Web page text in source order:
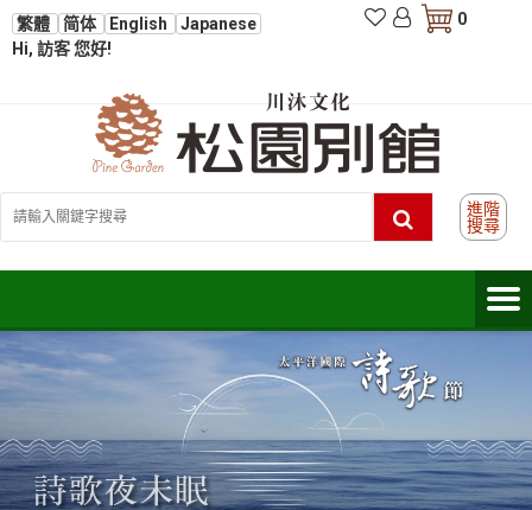
繁體 简体 English
Japanese
Hi, 訪客 您好!
0
進階
搜尋